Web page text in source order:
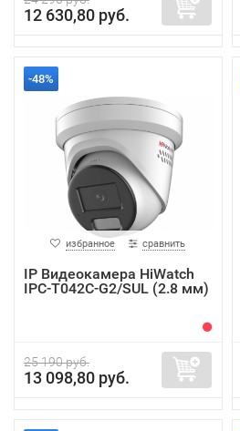
12 630,80 руб.
-48%
избранное сравнить
IP Видеокамера HiWatch
IPC-T042C-G2/SUL (2.8 мм)
25 190 руб.
13 098,80 руб.